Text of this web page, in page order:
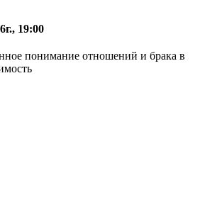
19:00
понимание отношений и брака в